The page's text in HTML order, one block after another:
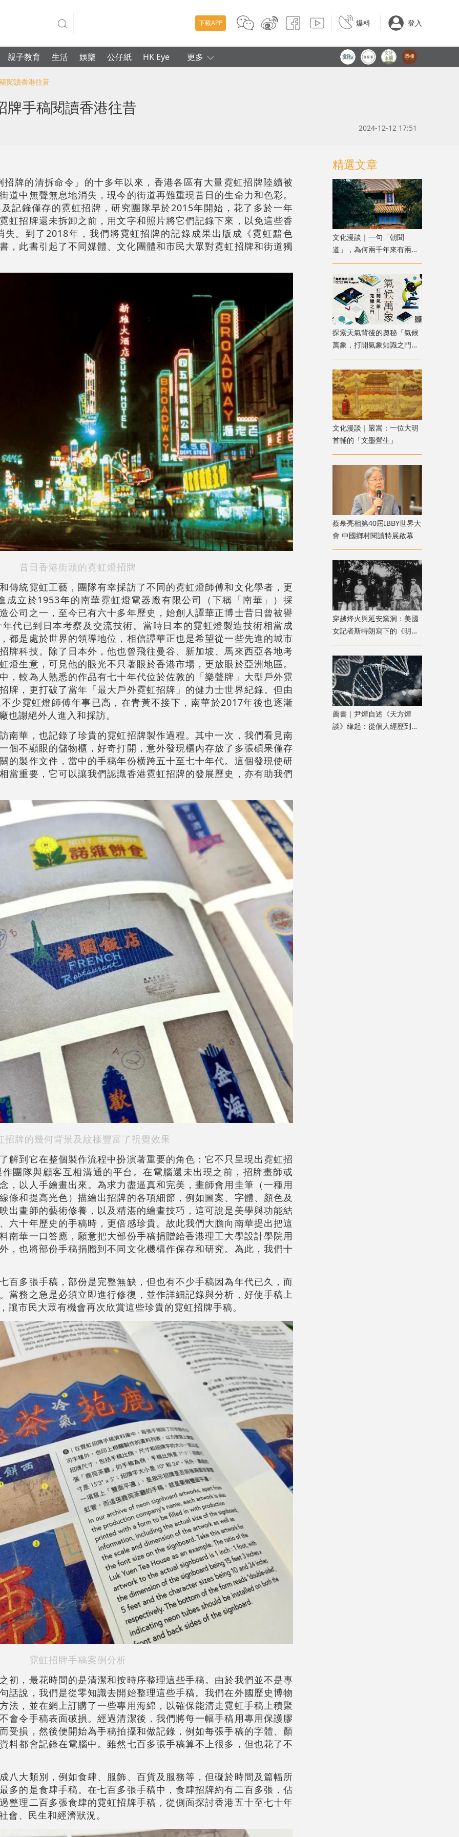
下載APP 爆料 登入
親子教育 生活 娛樂 公仔紙 HK Eye 更多
閱讀香港往昔
牌手稿閱讀香港往昔
2024-12-12 17:51
牌的清拆命令」的十多年以來，香港各區有大量霓虹招牌陸續被
道中無聲無息地消失，現今的街道再難重現昔日的生命力和色彩。
記錄僅存的霓虹招牌，研究團隊早於2015年開始，花了多於一年
虹招牌還未拆卸之前，用文字和照片將它們記錄下來，以免這些香
。到了2018年，我們將霓虹招牌的記錄成果出版成《霓虹黯色
此書引起了不同媒體、文化團體和市民大眾對霓虹招牌和街道獨
昔日香港街頭的霓虹燈招牌
傳統霓虹工藝，團隊有幸採訪了不同的霓虹燈師傅和文化學者，更
成立於1953年的南華霓虹燈電器廠有限公司（下稱「南華」）採
公司之一，至今已有六十多年歷史，始創人譚華正博士昔日曾被譽
代已到日本考察及交流技術。當時日本的霓虹燈製造技術相當成
都是處於世界的領導地位，相信譚華正也是希望從一些先進的城市
牌科技。除了日本外，他也曾飛往曼谷、新加坡、馬來西亞各地考
燈生意，可見他的眼光不只著眼於香港市場，更放眼於亞洲地區。
，較為人熟悉的作品有七十年代位於佐敦的「樂聲牌」大型戶外霓
牌，更打破了當年「最大戶外霓虹招牌」的健力士世界紀錄。但由
少霓虹燈師傅年事已高，在青黃不接下，南華於2017年後也逐漸
也謝絕外人進入和採訪。
南華，也記錄了珍貴的霓虹招牌製作過程。其中一次，我們看見南
個不顯眼的儲物櫃，好奇打開，意外發現櫃內存放了多張碩果僅存
的製作文件，當中的手稿年份横跨五十至七十年代。這個發現使研
當重要，它可以讓我們認識香港霓虹招牌的發展歷史，亦有助我們
招牌的幾何背景及紋樣豐富了視覺效果
解到它在整個製作流程中扮演著重要的角色：它不只呈現出霓虹招
團隊與顧客互相溝通的平台。在電腦還未出現之前，招牌畫師或
，以人手繪畫出來。為求力盡逼真和完美，畫師會用圭筆（一種用
條和提高光色）描繪出招牌的各項細節，例如圖案、字體、顏色及
出畫師的藝術修養，以及精湛的繪畫技巧，這可說是美學與功能結
六十年歷史的手稿時，更倍感珍貴。故此我們大膽向南華提出把這
南華一口答應，願意把大部份手稿捐贈給香港理工大學設計學院用
，也將部份手稿捐贈到不同文化機構作保存和研究。為此，我們十
百多張手稿，部份是完整無缺，但也有不少手稿因為年代已久，而
當務之急是必須立即進行修復，並作詳細記錄與分析，好使手稿上
讓市民大眾有機會再次欣賞這些珍貴的霓虹招牌手稿。
霓虹招牌手稿案例分析
初，最花時間的是清潔和按時序整理這些手稿。由於我們並不是專
話說，我們是從零知識去開始整理這些手稿。我們在外國歷史博物
法，並在網上訂購了一些專用海綿，以確保能清走霓虹手稿上積聚
會令手稿表面破損。經過清潔後，我們將每一幅手稿用專用保護膠
受損，然後便開始為手稿拍攝和做記錄，例如每張手稿的字體、顏
料都會記錄在電腦中。雖然七百多張手稿算不上很多，但也花了不
八大類別，例如食肆、服飾、百貨及服務等，但礙於時間及篇幅所
多的是食肆手稿。在七百多張手稿中，食肆招牌約有二百多張，佔
整理二百多張食肆的霓虹招牌手稿，從側面探討香港五十至七十年
會、民生和經濟狀況。
精選文章
文化漫談｜一句「朝聞
道」，為何兩千年來有兩種
解讀？
探索天氣背後的奧秘「氣候
萬象，打開氣象知識之門」
主題書展
文化漫談｜嚴嵩：一位大明
首輔的「文墨營生」
蔡皋亮相第40屆IBBY世界大
會 中國鄉村閱讀特展啟幕
穿越烽火與延安窯洞：美國
女記者斯特朗寫下的《明日
中國》
薦書｜尹燁自述《天方燁
談》緣起：從個人經歷到生